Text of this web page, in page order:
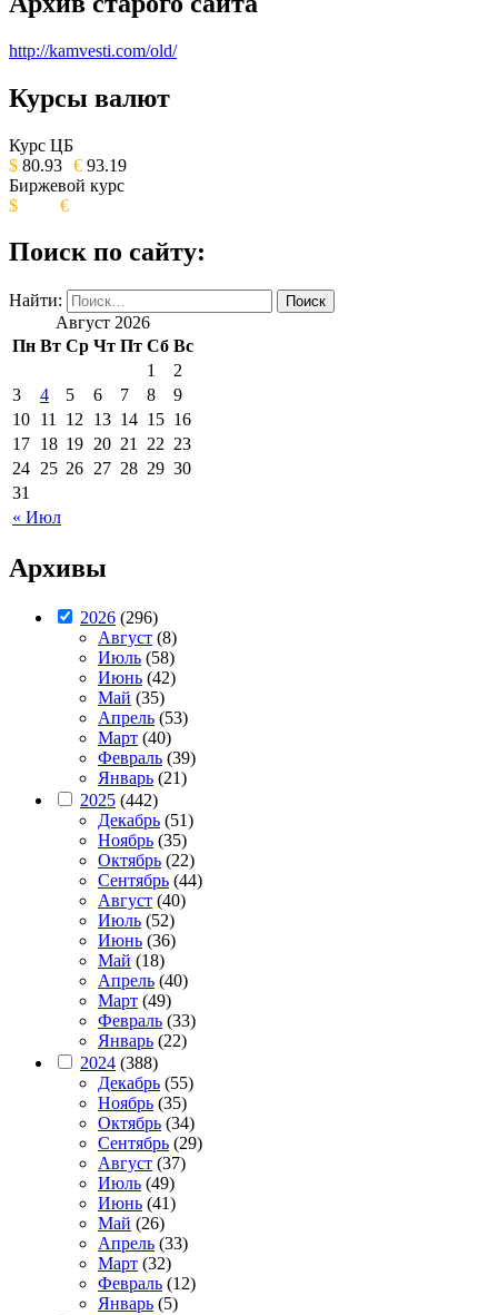
http://kamvesti.com/old/
ОБЩЕСТВЕННО-ПОЛИТИЧЕСКОЕ
ИЗДАНИЕ КАМЧАТСКОГО КРАЯ.
Курсы валют
Курс ЦБ
$ 80.93 € 93.19
Биржевой курс
$
€
Поиск по сайту:
Найти:
Август 2026
Пн Вт Ср Чт Пт Сб Вс
« Июл
1
2
3
4 5 6 7 8
9
10 11 12 13 14 15 16
17 18 19 20 21 22 23
24 25 26 27 28 29 30
31
Архивы
2026 (296)
Август (8)
Июль (58)
Июнь (42)
Май (35)
Апрель (53)
Март (40)
Февраль (39)
Январь (21)
2025 (442)
Декабрь (51)
Ноябрь (35)
Октябрь (22)
Сентябрь (44)
Август (40)
Июль (52)
Июнь (36)
Май (18)
Апрель (40)
Март (49)
Февраль (33)
Январь (22)
2024 (388)
Декабрь (55)
Ноябрь (35)
Октябрь (34)
Сентябрь (29)
Август (37)
Июль (49)
Июнь (41)
Май (26)
Апрель (33)
Март (32)
Февраль (12)
Январь (5)